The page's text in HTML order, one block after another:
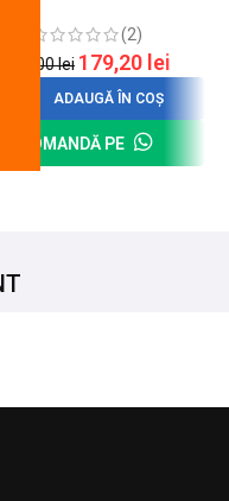
(2)
200,00lei 179,20 lei
ADAUGĂ ÎN COȘ
COMANDĂ PE